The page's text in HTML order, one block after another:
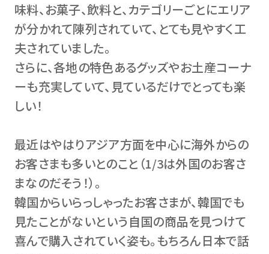
味料、お菓子、飲料と、カテゴリーごとにエリア
が分かれて陳列されていて、とても見やすく工
夫されていました。
さらに、各地の特色あるグッズやお土産コーナ
ーも充実していて、見ているだけでとっても楽
しい！
最近はやはりアジア方面を中心に海外からの
お客さまも多いとのこと（1/3は外国のお客さ
まなのだそう！）。
韓国からいらっしゃったお客さまが、韓国でも
見たことがないという自国の商品を見つけて
喜んで購入されていく姿も。もちろん日本で話